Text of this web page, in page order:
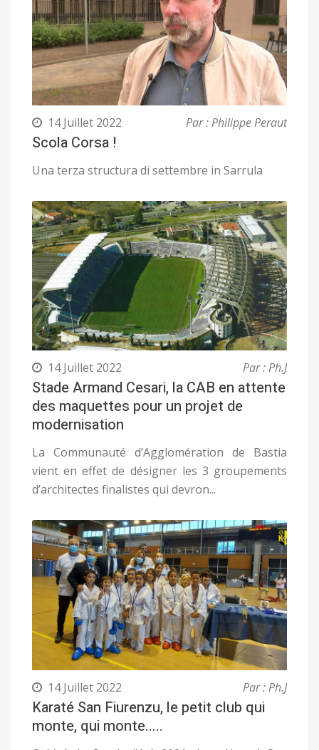
14 Juillet 2022 Par : Philippe Peraut
Scola Corsa !
Una terza structura di settembre in Sarrula
14 Juillet 2022 Par : Ph.J
Stade Armand Cesari, la CAB en attente
des maquettes pour un projet de
modernisation
La Communauté d’Agglomération de Bastia
vient en effet de désigner les 3 groupements
d’architectes finalistes qui devron...
14 Juillet 2022 Par : Ph.J
Karaté San Fiurenzu, le petit club qui
monte, qui monte.....